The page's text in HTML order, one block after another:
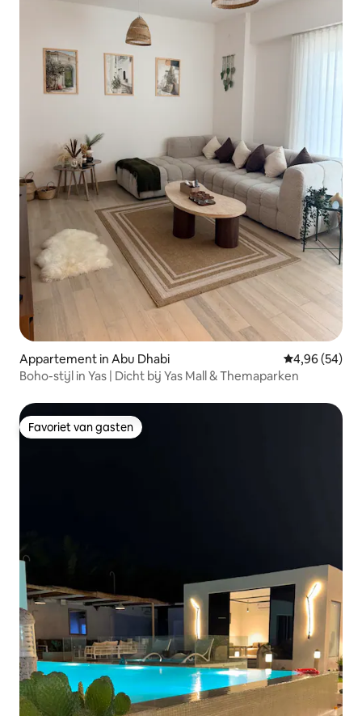
Appartement in Abu Dhabi Gemiddelde
4,96 (54)
Boho-stijl in Yas | Dicht bij Yas Mall & Themaparken
Favoriet van gasten
Favoriet van gasten